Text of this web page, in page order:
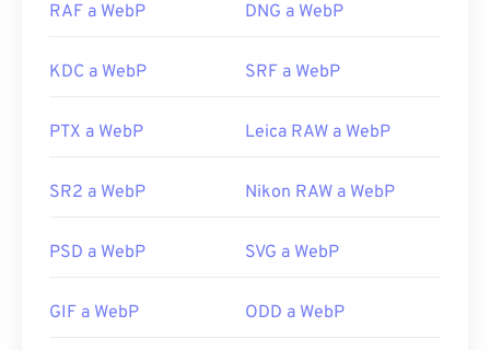
RAF a WebP DNG a WebP
KDC a WebP SRF a WebP
PTX a WebP Leica RAW a WebP
SR2 a WebP Nikon RAW a WebP
PSD a WebP SVG a WebP
GIF a WebP ODD a WebP